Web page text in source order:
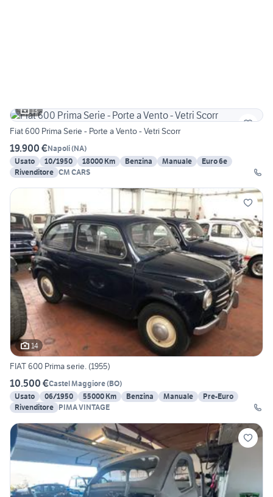
13
Fiat 600 Prima Serie - Porte a Vento - Vetri Scorr
19.900 €Napoli(NA)
Usato
10/1950 18000 Km Benzina Manuale
Euro 6e
Rivenditore CM CARS
14
FIAT 600 Prima serie. (1955)
10.500 €Castel Maggiore(BO)
Usato
06/1950 55000 Km Benzina Manuale
Pre-Euro
Rivenditore PIMA VINTAGE